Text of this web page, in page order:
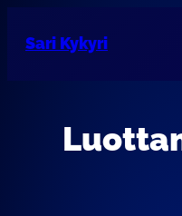
Sari Kykyri